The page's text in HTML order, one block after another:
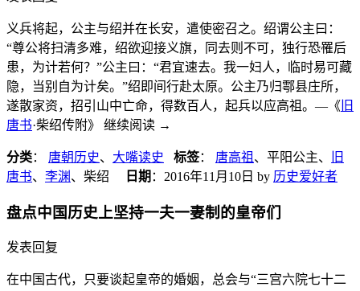
义兵将起，公主与绍并在长安，遣使密召之。绍谓公主曰：
“尊公将扫清多难，绍欲迎接义旗，同去则不可，独行恐罹后
患，为计若何？”公主曰：“君宜速去。我一妇人，临时易可藏
隐，当别自为计矣。”绍即间行赴太原。公主乃归鄠县庄所，
遂散家资，招引山中亡命，得数百人，起兵以应高祖。—《 旧
唐书·柴绍传附》 继续阅读 →
分类： 唐朝历史、 大嘴读史 标签： 唐高祖 、平阳公主、
旧
唐书、 李渊、柴绍 日期 ： 2016年11月10日 by 历史爱好者
盘点中国历史上坚持一夫一妻制的皇帝们
发表回复
在中国古代，只要谈起皇帝的婚姻，总会与“三宫六院七十二